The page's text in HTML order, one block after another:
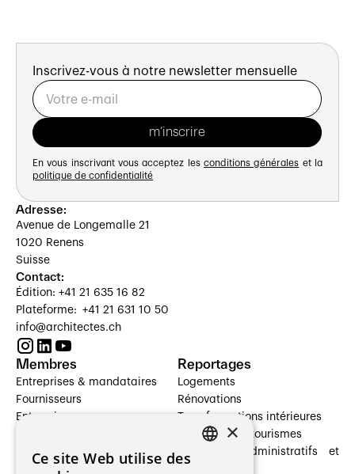
Inscrivez-vous à notre newsletter mensuelle
En vous inscrivant vous acceptez les conditions générales et la
politique de confidentialité
Adresse:
Avenue de Longemalle 21
1020 Renens
Suisse
Contact:
Édition: +41 21 635 16 82
Plateforme: +41 21 631 10 50
info@architectes.ch
Membres
Entreprises & mandataires
Fournisseurs
Entreprises
Architectes paysagistes
Architectes d'intérieur
Reportages
Logements
Rénovations
Transformations intérieures
Hôtelleries et tourismes
Bâtiments administratifs et
×
Ce site Web utilise des